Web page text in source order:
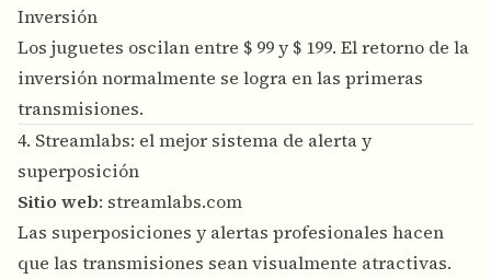
Inversión
Los juguetes oscilan entre $ 99 y $ 199. El retorno de la
inversión normalmente se logra en las primeras
transmisiones.
4. Streamlabs: el mejor sistema de alerta y
superposición
Sitio web: streamlabs.com
Las superposiciones y alertas profesionales hacen
que las transmisiones sean visualmente atractivas.